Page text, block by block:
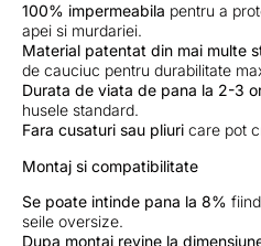
100% impermeabila pentru a
apei si murdariei.
Material patentat din mai multe
de cauciuc pentru durabilitate
Durata de viata de pana la 2-3
husele standard.
Fara cusaturi sau pliuri care pot
Montaj si compatibilitate
Se poate intinde pana la 8%
seile oversize.
Dupa montaj revine la